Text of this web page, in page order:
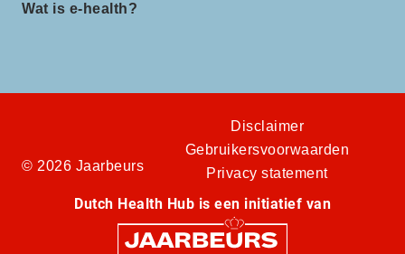
Wat is e-health?
© 2026 Jaarbeurs
Disclaimer
Gebruikersvoorwaarden
Privacy statement
Dutch Health Hub is een initiatief van